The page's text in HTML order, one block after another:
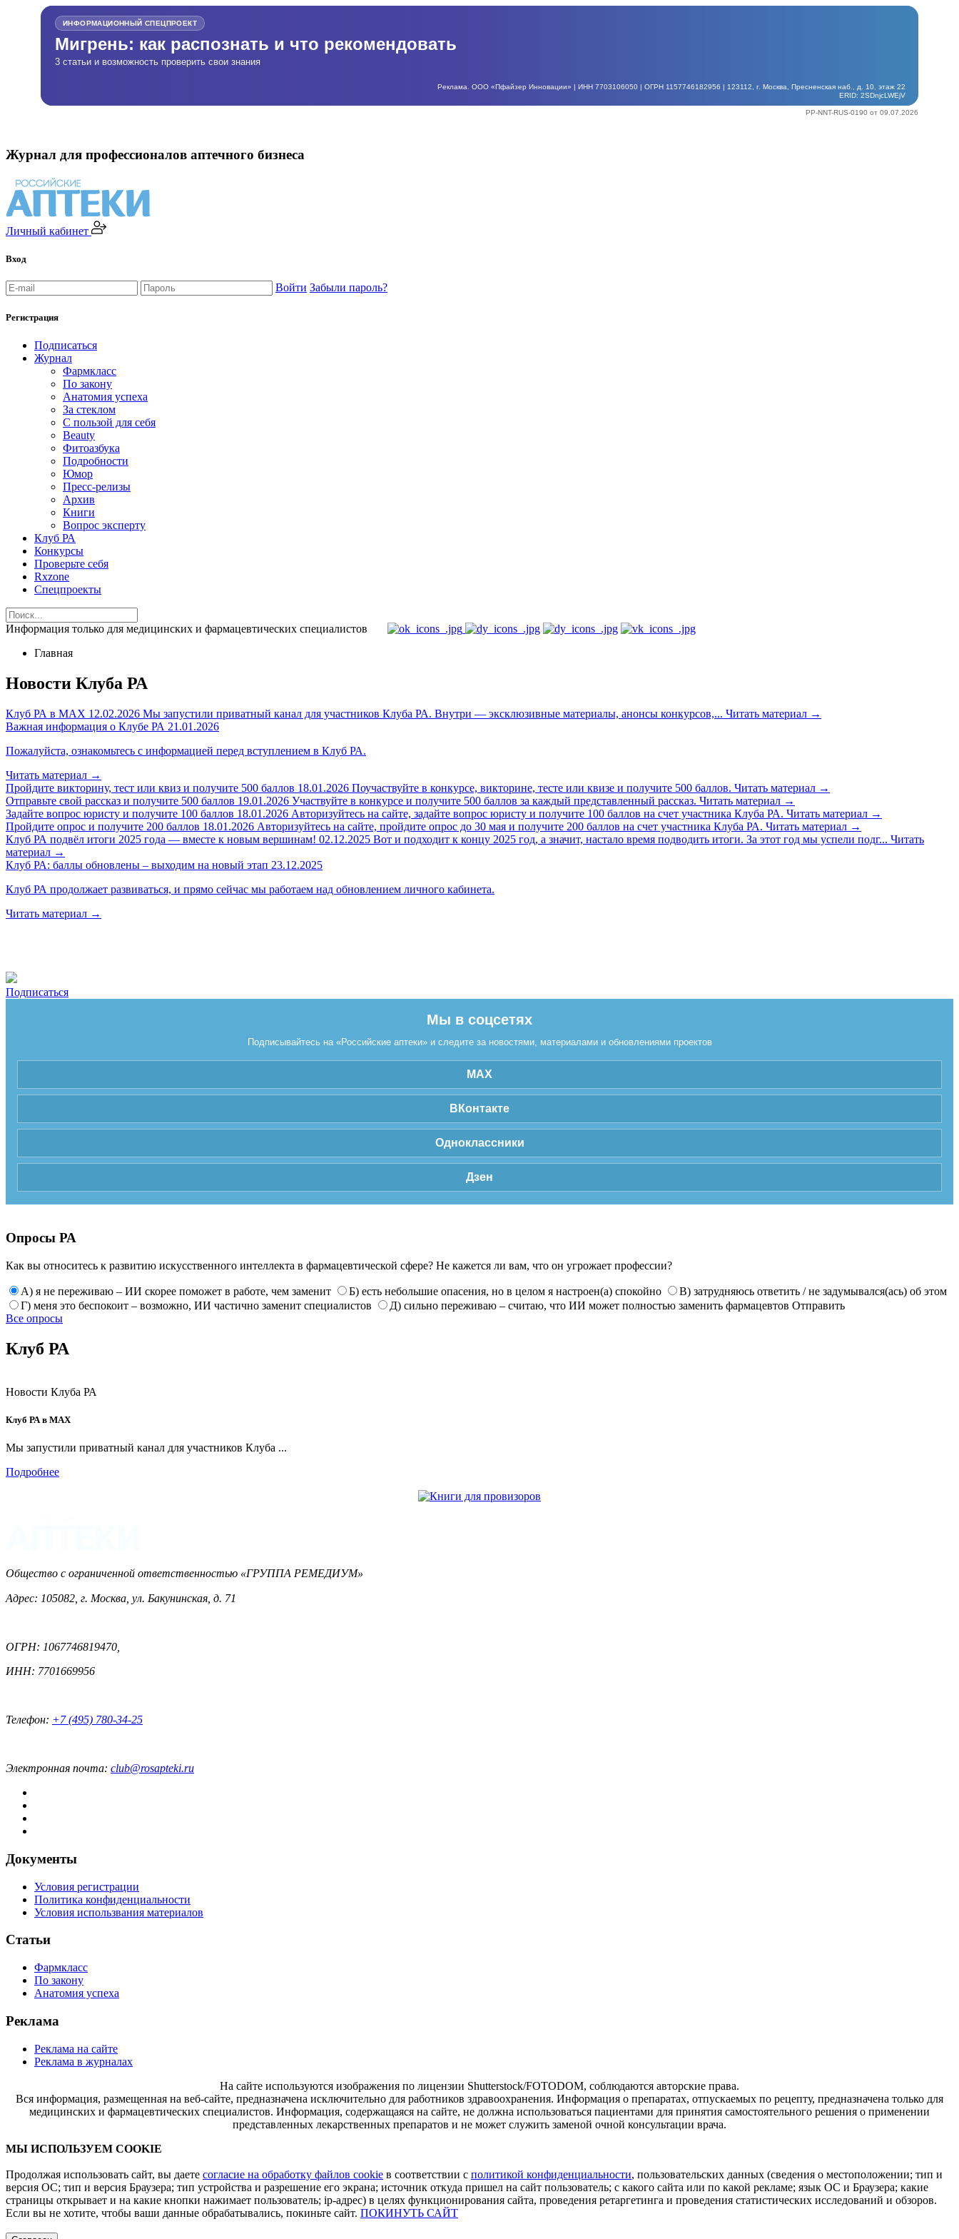
ИНФОРМАЦИОННЫЙ СПЕЦПРОЕКТ
Мигрень: как распознать и что рекомендовать
3 статьи и возможность проверить свои знания
Реклама. ООО «Пфайзер Инновации» | ИНН 7703106050 | ОГРН 1157746182956 | 123112, г. Москва, Пресненская наб., д. 10, этаж 22
ERID: 2SDnjcLWEjV
PP-NNT-RUS-0190 от 09.07.2026
Журнал для профессионалов аптечного бизнеса
Личный кабинет
Вход
Войти Забыли пароль?
Регистрация
Подписаться
Журнал
Фармкласс
По закону
Анатомия успеха
За стеклом
С пользой для себя
Beauty
Фитоазбука
Подробности
Юмор
Пресс-релизы
Архив
Книги
Вопрос эксперту
Клуб РА
Конкурсы
Проверьте себя
Rxzone
Спецпроекты
Информация только для медицинских и фармацевтических специалистов
Главная
Новости Клуба РА
Клуб РА в MAX 12.02.2026 Мы запустили приватный канал для участников Клуба РА. Внутри — эксклюзивные материалы, анонсы конкурсов,... Читать материал →
Важная информация о Клубе РА 21.01.2026
Пожалуйста, ознакомьтесь с информацией перед вступлением в Клуб РА.
Читать материал →
Пройдите викторину, тест или квиз и получите 500 баллов 18.01.2026 Поучаствуйте в конкурсе, викторине, тесте или квизе и получите 500 баллов. Читать материал →
Отправьте свой рассказ и получите 500 баллов 19.01.2026 Участвуйте в конкурсе и получите 500 баллов за каждый представленный рассказ. Читать материал →
Задайте вопрос юристу и получите 100 баллов 18.01.2026 Авторизуйтесь на сайте, задайте вопрос юристу и получите 100 баллов на счет участника Клуба РА. Читать материал →
Пройдите опрос и получите 200 баллов 18.01.2026 Авторизуйтесь на сайте, пройдите опрос до 30 мая и получите 200 баллов на счет участника Клуба РА. Читать материал →
Клуб РА подвёл итоги 2025 года — вместе к новым вершинам! 02.12.2025 Вот и подходит к концу 2025 год, а значит, настало время подводить итоги. За этот год мы успели подг... Читать
материал →
Клуб РА: баллы обновлены – выходим на новый этап 23.12.2025
Клуб РА продолжает развиваться, и прямо сейчас мы работаем над обновлением личного кабинета.
Читать материал →
Подписаться
Мы в соцсетях
Подписывайтесь на «Российские аптеки» и следите за новостями, материалами и обновлениями проектов
MAX
ВКонтакте
Одноклассники
Дзен
Опросы РА
Как вы относитесь к развитию искусственного интеллекта в фармацевтической сфере? Не кажется ли вам, что он угрожает профессии?
А) я не переживаю – ИИ скорее поможет в работе, чем заменит Б) есть небольшие опасения, но в целом я настроен(а) спокойно
В) затрудняюсь ответить / не задумывался(ась) об этом
Г) меня это беспокоит – возможно, ИИ частично заменит специалистов
Д) сильно переживаю – считаю, что ИИ может полностью заменить фармацевтов Отправить
Все опросы
Клуб РА
Новости Клуба РА
Клуб РА в MAX
Мы запустили приватный канал для участников Клуба ...
Подробнее
Общество с ограниченной ответственностью «ГРУППА РЕМЕДИУМ»
Адрес: 105082, г. Москва, ул. Бакунинская, д. 71
ОГРН: 1067746819470,
ИНН: 7701669956
Телефон: +7 (495) 780-34-25
Электронная почта: club@rosapteki.ru
Документы
Условия регистрации
Политика конфиденциальности
Условия использвания материалов
Статьи
Фармкласс
По закону
Анатомия успеха
Реклама
Реклама на сайте
Реклама в журналах
На сайте используются изображения по лицензии Shutterstock/FOTODOM, соблюдаются авторские права.
Вся информация, размещенная на веб-сайте, предназначена исключительно для работников здравоохранения. Информация о препаратах, отпускаемых по рецепту, предназначена только для
медицинских и фармацевтических специалистов. Информация, содержащаяся на сайте, не должна использоваться пациентами для принятия самостоятельного решения о применении
представленных лекарственных препаратов и не может служить заменой очной консультации врача.
МЫ ИСПОЛЬЗУЕМ COOKIE
Продолжая использовать сайт, вы даете согласие на обработку файлов cookie в соответствии с политикой конфиденциальности, пользовательских данных (сведения о местоположении; тип и
версия ОС; тип и версия Браузера; тип устройства и разрешение его экрана; источник откуда пришел на сайт пользователь; с какого сайта или по какой рекламе; язык ОС и Браузера; какие
страницы открывает и на какие кнопки нажимает пользователь; ip-адрес) в целях функционирования сайта, проведения ретаргетинга и проведения статистических исследований и обзоров.
Если вы не хотите, чтобы ваши данные обрабатывались, покиньте сайт. ПОКИНУТЬ САЙТ